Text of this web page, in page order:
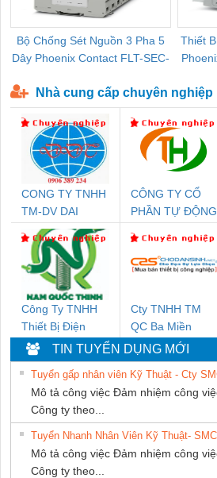
Bộ Chống Sét Nguồn 3 Pha 5
Dây Phoenix Contact FLT-SEC-
Thiết
Nhà cung cấp chuyên nghiệp
CONG TY TNHH
TM-DV DAI
DONG THANH
CÔNG TY CỔ
PHẦN TỰ ĐỘNG
Công Ty TNHH
Thiết Bị Điện
Nam Quốc Thịnh
Cty TNHH TM
QC Ba Miền
TIN TUYỂN DỤNG MỚI
Tuyển gấp nhân viên Kỹ Thuật - Cty
Mô tả công việc Đảm nhiệm công
Công ty theo...
Tuyển Nhanh Nhân Viên Kỹ Thuật- SMC
Mô tả công việc Đảm nhiệm công
Công ty theo...